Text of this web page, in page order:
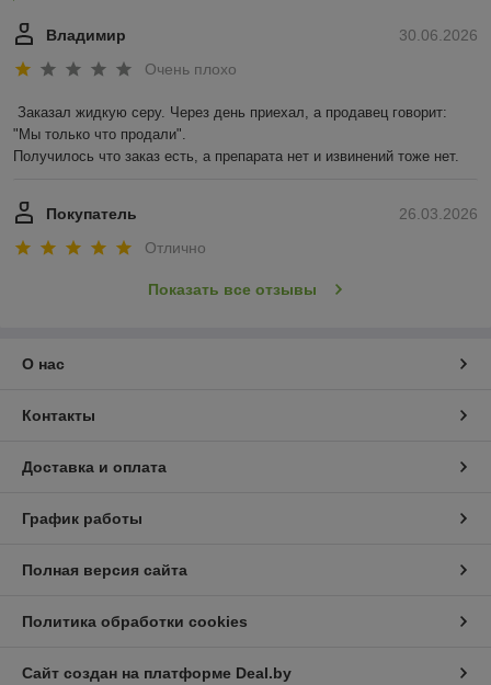
30.06.2026
Владимир
Очень плохо
Заказал жидкую серу. Через день приехал, а продавец говорит:
"Мы только что продали".
Получилось что заказ есть, а препарата нет и извинений тоже нет.
26.03.2026
Покупатель
Отлично
Показать все отзывы
О нас
Контакты
Доставка и оплата
График работы
Полная версия сайта
Политика обработки cookies
Сайт создан на платформе Deal.by